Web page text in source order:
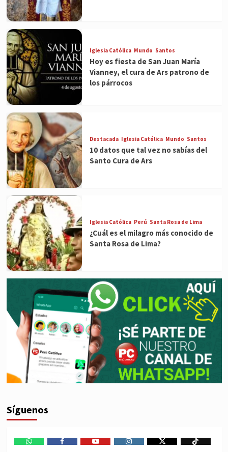
Iglesia Católica Mundo Santos
Hoy es fiesta de San Juan María
Vianney, el cura de Ars patrono de
los párrocos
Destacada Iglesia Católica Mundo Santos
10 datos que tal vez no sabías del
Santo Cura de Ars
Iglesia Católica Perú Santa Rosa de Lima
¿Cuál es el milagro más conocido de
Santa Rosa de Lima?
Síguenos